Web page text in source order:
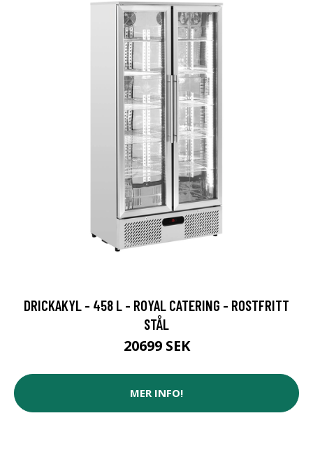
DRICKAKYL - 458 L - ROYAL CATERING - ROSTFRITT
STÅL
20699 SEK
MER INFO!